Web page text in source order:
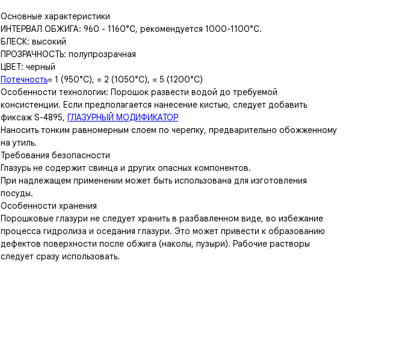
Основные характеристики
ИНТЕРВАЛ ОБЖИГА: 960 - 1160°С, рекомендуется 1000-1100°С.
БЛЕСК: высокий
ПРОЗРАЧНОСТЬ: полупрозрачная
ЦВЕТ: черный
Потечность= 1 (950°С), = 2 (1050°С), = 5 (1200°С)
Особенности технологии: Порошок развести водой до требуемой
консистенции. Если предполагается нанесение кистью, следует добавить
фиксаж S-4895, ГЛАЗУРНЫЙ МОДИФИКАТОР
Наносить тонким равномерным слоем по черепку, предварительно обожженному
на утиль.
Требования безопасности
Глазурь не содержит свинца и других опасных компонентов.
При надлежащем применении может быть использована для изготовления
посуды.
Особенности хранения
Порошковые глазури не следует хранить в разбавленном виде, во избежание
процесса гидролиза и оседания глазури. Это может привести к образованию
дефектов поверхности после обжига (наколы, пузыри). Рабочие растворы
следует сразу использовать.